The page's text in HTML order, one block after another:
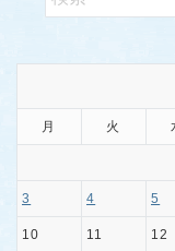
月 火
3 4 5
10 11 12